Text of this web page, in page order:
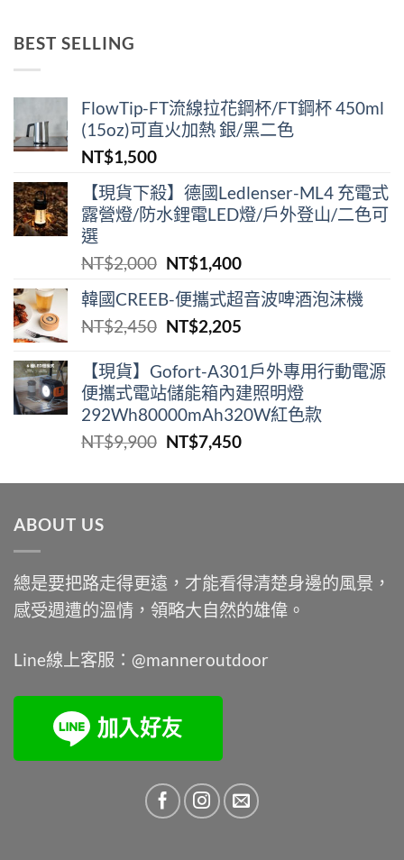
BEST SELLING
FlowTip-FT流線拉花鋼杯/FT鋼杯 450ml
(15oz)可直火加熱 銀/黑二色
NT$1,500
【現貨下殺】德國Ledlenser-ML4 充電式
露營燈/防水鋰電LED燈/戶外登山/二色可
選
NT$2,000 原
價
格：
NT$1,400目
價
格：
韓國CREEB-便攜式超⾳波啤酒泡沫機
NT$2,450 原
價
格：
NT$2,450。
NT$2,205目
價
格：
NT$2,205。
【現貨】Gofort-A301戶外專用行動電源
便攜式電站儲能箱內建照明燈
292Wh80000mAh320W紅色款
NT$9,900 原
價
NT$7,450目
價
ABOUT US
總是要把路走得更遠，才能看得清楚身邊的風景，
感受週遭的溫情，領略大自然的雄偉。
Line線上客服：@manneroutdoor